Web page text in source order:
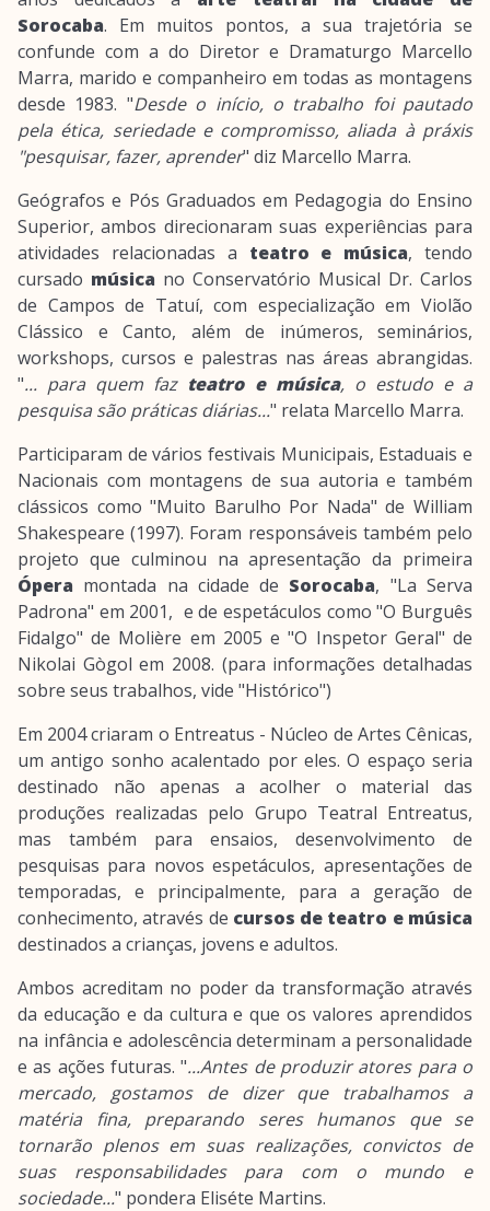
Sorocaba. Em muitos pontos, a sua trajetória se
confunde com a do Diretor e Dramaturgo Marcello
Marra, marido e companheiro em todas as montagens
desde 1983. "Desde o início, o trabalho foi pautado
pela ética, seriedade e compromisso, aliada à práxis
"pesquisar, fazer, aprender" diz Marcello Marra.
Geógrafos e Pós Graduados em Pedagogia do Ensino
Superior, ambos direcionaram suas experiências para
atividades relacionadas a teatro e música, tendo
cursado música no Conservatório Musical Dr. Carlos
de Campos de Tatuí, com especialização em Violão
Clássico e Canto, além de inúmeros, seminários,
workshops, cursos e palestras nas áreas abrangidas.
"... para quem faz teatro e música, o estudo e a
pesquisa são práticas diárias..." relata Marcello Marra.
Participaram de vários festivais Municipais, Estaduais e
Nacionais com montagens de sua autoria e também
clássicos como "Muito Barulho Por Nada" de William
Shakespeare (1997). Foram responsáveis também pelo
projeto que culminou na apresentação da primeira
Ópera montada na cidade de Sorocaba, "La Serva
Padrona" em 2001, e de espetáculos como "O Burguês
Fidalgo" de Molière em 2005 e "O Inspetor Geral" de
Nikolai Gògol em 2008. (para informações detalhadas
sobre seus trabalhos, vide "Histórico")
Em 2004 criaram o Entreatus - Núcleo de Artes Cênicas,
um antigo sonho acalentado por eles. O espaço seria
destinado não apenas a acolher o material das
produções realizadas pelo Grupo Teatral Entreatus,
mas também para ensaios, desenvolvimento de
pesquisas para novos espetáculos, apresentações de
temporadas, e principalmente, para a geração de
conhecimento, através de cursos de teatro e música
destinados a crianças, jovens e adultos.
Ambos acreditam no poder da transformação através
da educação e da cultura e que os valores aprendidos
na infância e adolescência determinam a personalidade
e as ações futuras. "...Antes de produzir atores para o
mercado, gostamos de dizer que trabalhamos a
matéria fina, preparando seres humanos que se
tornarão plenos em suas realizações, convictos de
suas responsabilidades para com o mundo e
sociedade..." pondera Eliséte Martins.